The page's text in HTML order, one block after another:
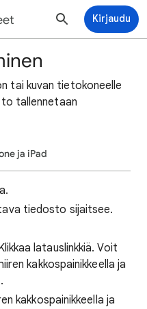
Kirjaudu
tai kuvan tietokoneelle
tallennetaan
ja iPad
tiedosto sijaitsee.
latauslinkkiä. Voit
kakkospainikkeella ja
.
kakkospainikkeella ja